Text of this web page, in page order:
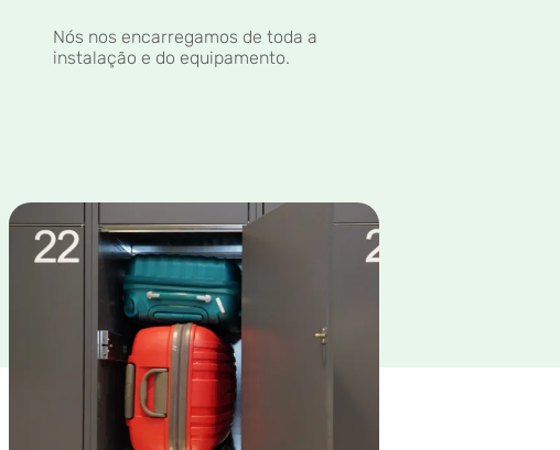
Nós nos encarregamos de toda a
instalação e do equipamento.